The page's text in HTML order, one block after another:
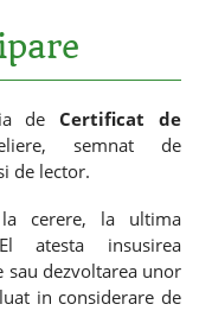
de Certificat de
semnat de
de lector.
cerere, la ultima
atesta insusirea
dezvoltarea unor
in considerare de